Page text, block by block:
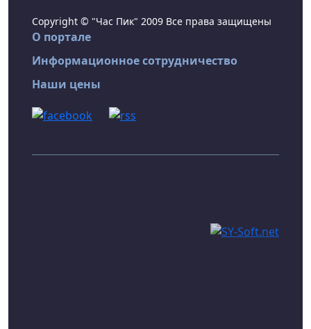
Copyright © "Час Пик" 2009 Все права защищены
О портале
Информационное сотрудничество
Наши цены